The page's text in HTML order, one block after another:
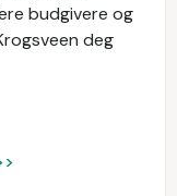
budgivere og
deg